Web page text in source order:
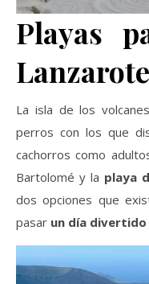
Playas
Lanzarote
La isla de los
perros con los que
cachorros como
Bartolomé y la playa
dos opciones que
pasar un día